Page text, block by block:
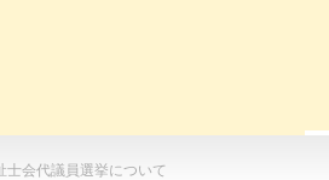
士会代議員選挙について